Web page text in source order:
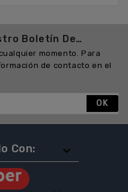
Boletín De
momento. Para
de contacto en el
Con: 